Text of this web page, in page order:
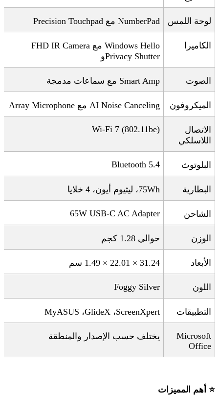
لوحة اللمس Precision Touchpad مع NumberPad
الكاميرا FHD IR Camera مع Windows Hello
وPrivacy Shutter
الصوت Smart Amp مع سماعات مدمجة
الميكروفون Array Microphone مع AI Noise Canceling
الاتصال
اللاسلكي
Wi-Fi 7 (802.11be)
البلوتوث Bluetooth 5.4
البطارية 75Wh، ليثيوم أيون، 4 خلايا
الشاحن 65W USB-C AC Adapter
الوزن حوالي 1.28 كجم
الأبعاد 31.24 × 22.01 × 1.49 سم
اللون Foggy Silver
التطبيقات MyASUS ،GlideX ،ScreenXpert
Microsoft
Office
يختلف حسب الإصدار والمنطقة
⭐ أهم المميزات